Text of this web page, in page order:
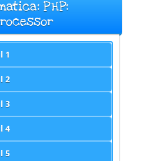
PHP:
1
2
3
4
5